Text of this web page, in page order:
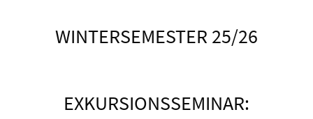
WINTERSEMESTER 25/26
EXKURSIONSSEMINAR: